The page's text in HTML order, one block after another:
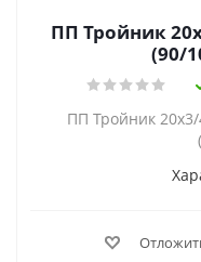
ПП Тройник
(90/
ПП Тройник